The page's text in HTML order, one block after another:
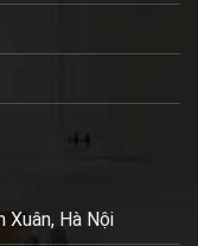
Xuân, Hà Nội